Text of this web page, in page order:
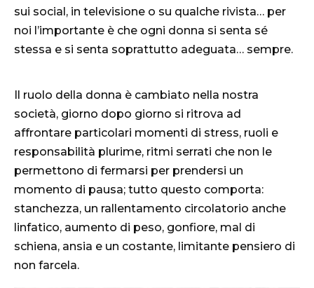
sui social, in televisione o su qualche rivista… per
noi l’importante è che ogni donna si senta sé
stessa e si senta soprattutto adeguata… sempre.
Il ruolo della donna è cambiato nella nostra
società, giorno dopo giorno si ritrova ad
affrontare particolari momenti di stress, ruoli e
responsabilità plurime, ritmi serrati che non le
permettono di fermarsi per prendersi un
momento di pausa; tutto questo comporta:
stanchezza, un rallentamento circolatorio anche
linfatico, aumento di peso, gonfiore, mal di
schiena, ansia e un costante, limitante pensiero di
non farcela.